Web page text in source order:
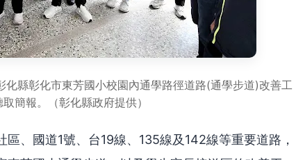
縣彰化市東芳國小校園內通學路徑道路(通學步道)改善工
簡報。（彰化縣政府提供）
、國道1號、台19線、135線及142線等重要道路，